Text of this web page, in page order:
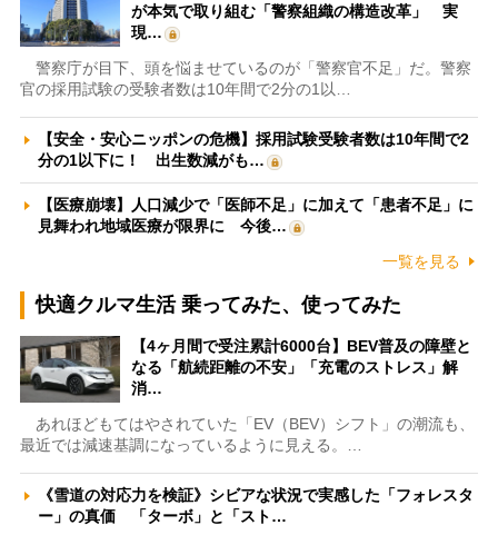
が本気で取り組む「警察組織の構造改革」 実
現…
警察庁が目下、頭を悩ませているのが「警察官不足」だ。警察
官の採用試験の受験者数は10年間で2分の1以…
【安全・安心ニッポンの危機】採用試験受験者数は10年間で2
分の1以下に！ 出生数減がも…
【医療崩壊】人口減少で「医師不足」に加えて「患者不足」に
見舞われ地域医療が限界に 今後…
一覧を見る
快適クルマ生活 乗ってみた、使ってみた
【4ヶ月間で受注累計6000台】BEV普及の障壁と
なる「航続距離の不安」「充電のストレス」解
消…
あれほどもてはやされていた「EV（BEV）シフト」の潮流も、
最近では減速基調になっているように見える。…
《雪道の対応力を検証》シビアな状況で実感した「フォレスタ
ー」の真価 「ターボ」と「スト…